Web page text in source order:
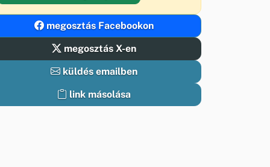
megosztás Facebookon
megosztás X-en
küldés emailben
link másolása